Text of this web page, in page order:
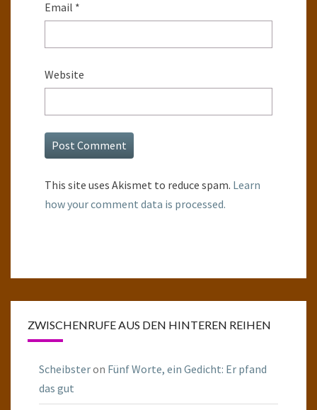
Email *
Website
This site uses Akismet to reduce spam. Learn
how your comment data is processed.
ZWISCHENRUFE AUS DEN HINTEREN REIHEN
Scheibsteron Fünf Worte, ein Gedicht: Er pfand
das gut